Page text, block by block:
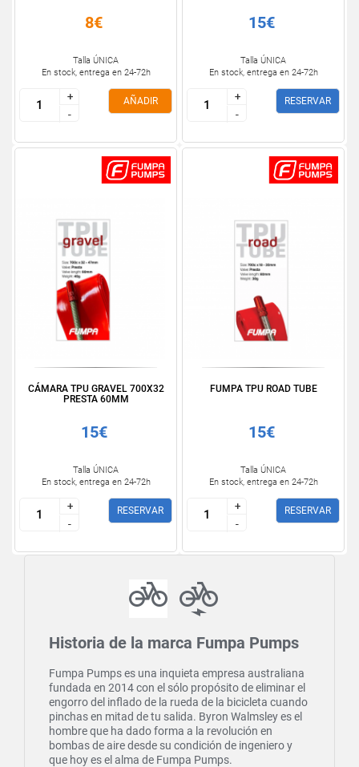
8€
Talla ÚNICA
En stock, entrega en 24-72h
+
-
+
-
AÑADIR
15€
Talla ÚNICA
En stock, entrega en 24-72h
+
-
+
-
RESERVAR
CÁMARA TPU GRAVEL 700X32
PRESTA 60MM
15€
Talla ÚNICA
En stock, entrega en 24-72h
+
-
+
-
RESERVAR
FUMPA TPU ROAD TUBE
15€
Talla ÚNICA
En stock, entrega en 24-72h
+
-
+
-
RESERVAR
Historia de la marca Fumpa Pumps
Fumpa Pumps es una inquieta empresa australiana
fundada en 2014 con el sólo propósito de eliminar el
engorro del inflado de la rueda de la bicicleta cuando
pinchas en mitad de tu salida. Byron Walmsley es el
hombre que ha dado forma a la revolución en
bombas de aire desde su condición de ingeniero y
que hoy es el alma de Fumpa Pumps.